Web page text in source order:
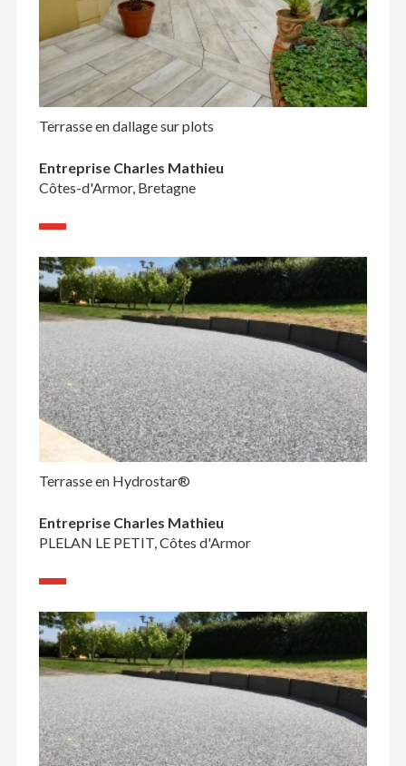
Terrasse en dallage sur plots
Entreprise Charles Mathieu
Côtes-d'Armor, Bretagne
Terrasse en Hydrostar®
Entreprise Charles Mathieu
PLELAN LE PETIT, Côtes d'Armor